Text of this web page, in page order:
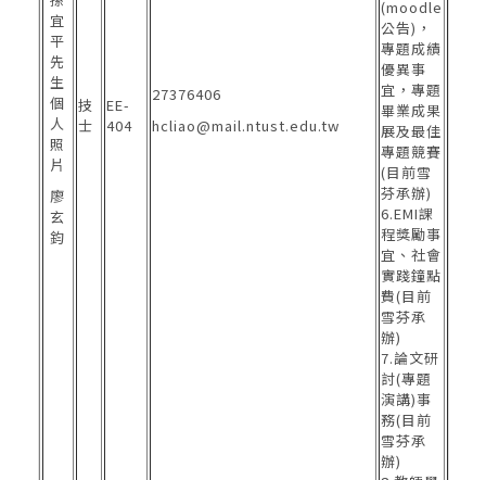
廖
玄
鈞
技
士
EE-
404
27376406
hcliao@mail.ntust.edu.tw
(moodle
公告)，
專題成績
優異事
宜，專題
畢業成果
展及最佳
專題競賽
(目前雪
芬承辦)
6.EMI課
程獎勵事
宜、社會
實踐鐘點
費(目前
雪芬承
辦)
7.論文研
討(專題
演講)事
務(目前
雪芬承
辦)